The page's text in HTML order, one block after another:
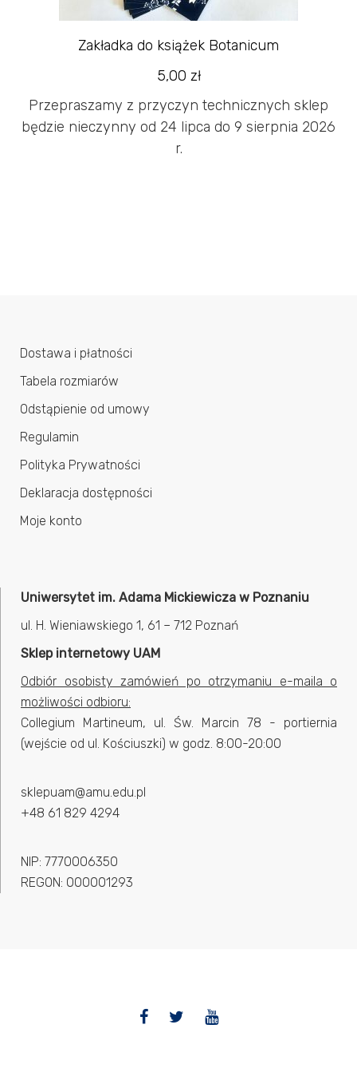
Zakładka do książek Botanicum
5,00 zł
Przepraszamy z przyczyn technicznych sklep
będzie nieczynny od 24 lipca do 9 sierpnia 2026
r.
Dostawa i płatności
Tabela rozmiarów
Odstąpienie od umowy
Regulamin
Polityka Prywatności
Deklaracja dostępności
Moje konto
Uniwersytet im. Adama Mickiewicza w Poznaniu
ul. H. Wieniawskiego 1, 61 – 712 Poznań
Sklep internetowy UAM
Odbiór osobisty zamówień po otrzymaniu e-maila o
możliwości odbioru:
Collegium Martineum, ul. Św. Marcin 78 - portiernia
(wejście od ul. Kościuszki) w godz. 8:00-20:00
sklepuam@amu.edu.pl
+48 61 829 4294
NIP: 7770006350
REGON: 000001293